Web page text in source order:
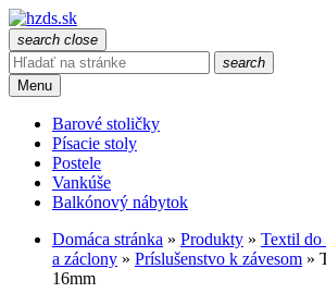
search close
search
Menu
Barové stoličky
Písacie stoly
Postele
Vankúše
Balkónový nábytok
Domáca stránka » Produkty » Textil do
a záclony » Príslušenstvo k závesom »
16mm